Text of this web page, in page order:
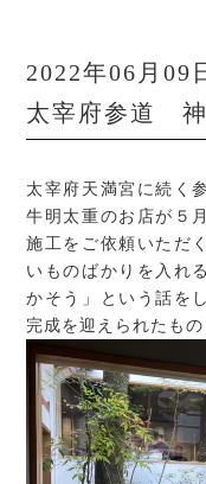
2022年06月09
太宰府参道
太宰府天満宮に続く
牛明太重のお店が５
施工をご依頼いただ
いものばかりを入れ
かそう」という話を
完成を迎えられたもの